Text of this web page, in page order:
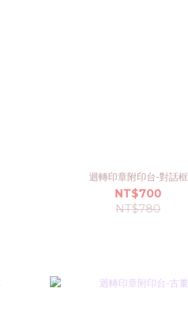
迴轉印章附印台-對話框
NT$700
NT$780